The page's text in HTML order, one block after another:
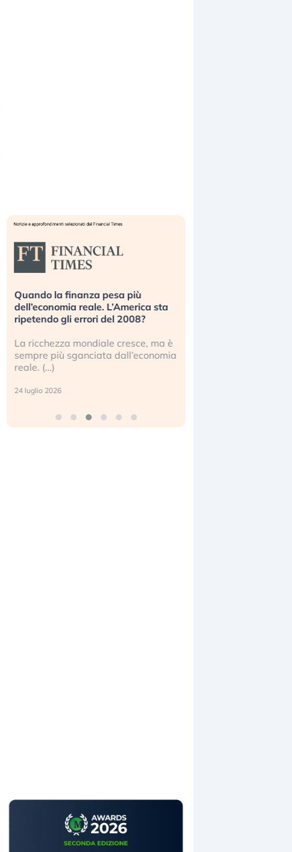
Quando la finanza pesa più
dell’economia reale. L’America sta
ripetendo gli errori del 2008?
La ricchezza mondiale cresce, ma è
sempre più sganciata dall’economia
reale. (…)
24 luglio 2026